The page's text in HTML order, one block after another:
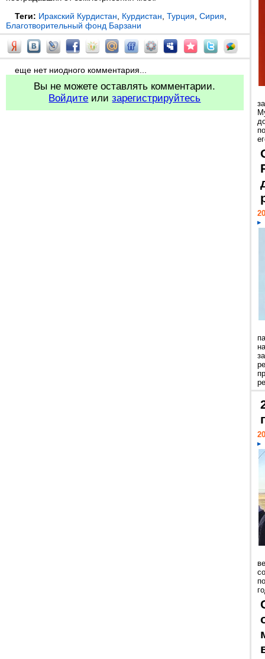
Теги: Иракский Курдистан Курдистан Турция Сирия
Благотворительный фонд Барзани
еще нет ниодного комментария...
Вы не можете оставлять комментарии.
Войдите илизарегистрируйтесь